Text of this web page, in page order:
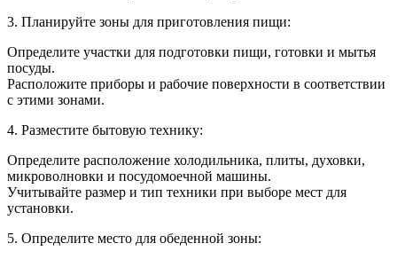
3. Планируйте зоны для приготовления пищи:
Определите участки для подготовки пищи, готовки и мытья
посуды.
Расположите приборы и рабочие поверхности в соответствии
с этими зонами.
4. Разместите бытовую технику:
Определите расположение холодильника, плиты, духовки,
микроволновки и посудомоечной машины.
Учитывайте размер и тип техники при выборе мест для
установки.
5. Определите место для обеденной зоны: